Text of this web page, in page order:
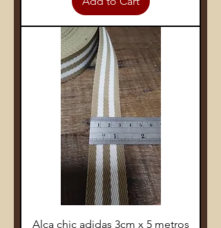
Alça chic adidas 3cm x 5 metros